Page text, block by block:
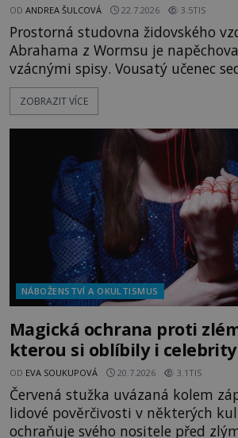
OD ANDREA ŠULCOVÁ 22.7.2026 3.5TIS
Prostorná studovna židovského
Abrahama z Wormsu je
vzácnými spisy. Vousatý učenec
před sebou má rozložený jeden z
magických textů. Jde o Abramelinův grimoár, který
kouzla, jak si někteří myslí, nebo
pověru? Už šest měsíců pobývá
ZOBRAZIT VÍCE
NÁBOŽENSTVÍ A OKULTISMUS
Magická ochrana proti
kterou si oblíbily i celebrity
OD EVA SOUKUPOVÁ 20.7.2026 3.1TIS
Červená stužka uvázaná kolem
lidové pověrčivosti v některých
ochraňuje svého nositele před